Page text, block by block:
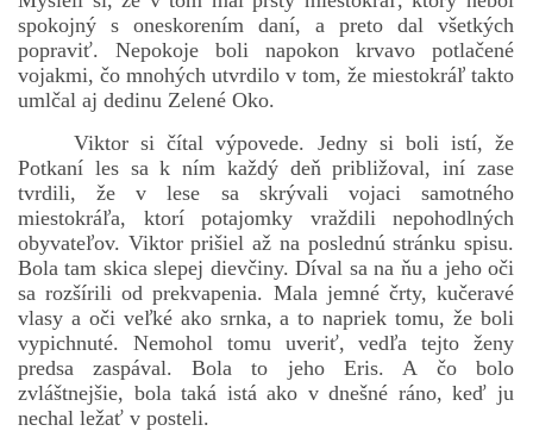
spokojný s oneskorením daní, a preto dal všetkých
popraviť. Nepokoje boli napokon krvavo potlačené
vojakmi, čo mnohých utvrdilo v tom, že miestokráľ takto
umlčal aj dedinu Zelené Oko.
Viktor si čítal výpovede. Jedny si boli istí, že
Potkaní les sa k ním každý deň približoval, iní zase
tvrdili, že v lese sa skrývali vojaci samotného
miestokráľa, ktorí potajomky vraždili nepohodlných
obyvateľov. Viktor prišiel až na poslednú stránku spisu.
Bola tam skica slepej dievčiny. Díval sa na ňu a jeho oči
sa rozšírili od prekvapenia. Mala jemné črty, kučeravé
vlasy a oči veľké ako srnka, a to napriek tomu, že boli
vypichnuté. Nemohol tomu uveriť, vedľa tejto ženy
predsa zaspával. Bola to jeho Eris. A čo bolo
zvláštnejšie, bola taká istá ako v dnešné ráno, keď ju
nechal ležať v posteli.